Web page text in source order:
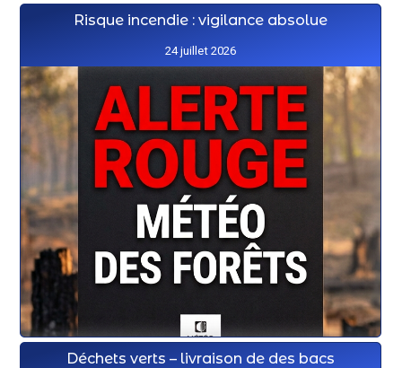
Risque incendie : vigilance absolue
24 juillet 2026
Déchets verts – livraison de des bacs